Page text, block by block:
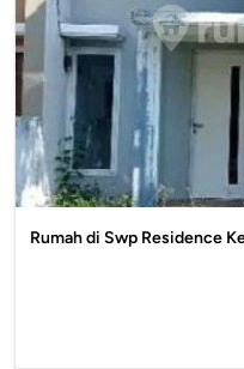
Rumah di Swp Residence